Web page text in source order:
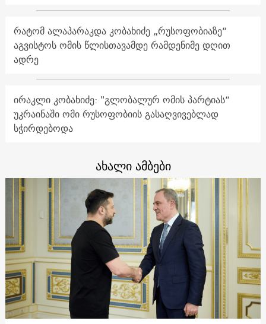
რატომ ალაპარაკდა კობახიძე „რუსოფობიაზე“
აგვისტოს ომის წლისთავამდე რამდენიმე დღით
ადრე
ირაკლი კობახიძე: "გლობალურ ომის პარტიას“
უკრაინაში ომი რუსოფობიის გასაღვივებლად
სჭირდებოდა
ახალი ამბები